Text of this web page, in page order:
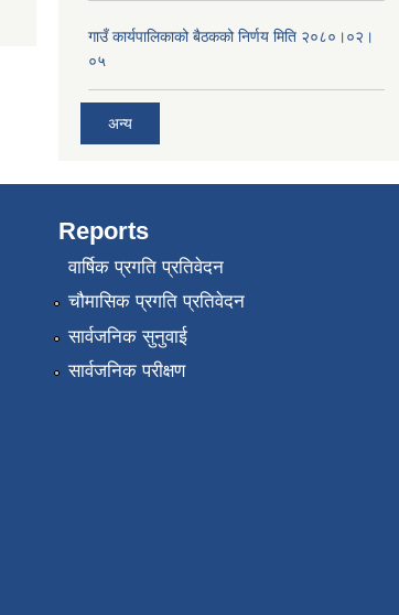
गाउँ कार्यपालिकाको बैठकको निर्णय मिति २०८०।०२।
०५
अन्य
Reports
वार्षिक प्रगति प्रतिवेदन
चौमासिक प्रगति प्रतिवेदन
सार्वजनिक सुनुवाई
सार्वजनिक परीक्षण